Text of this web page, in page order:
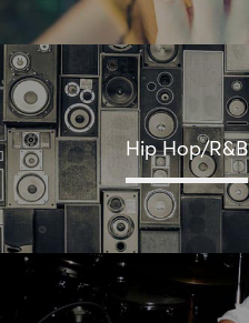
Hip Hop/R&B